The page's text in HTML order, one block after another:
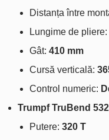
Distanța între
Lungime de pliere:
Gât: 410 mm
Cursă verticală:
Control numeric:
Trumpf TruBend
Putere: 320 T